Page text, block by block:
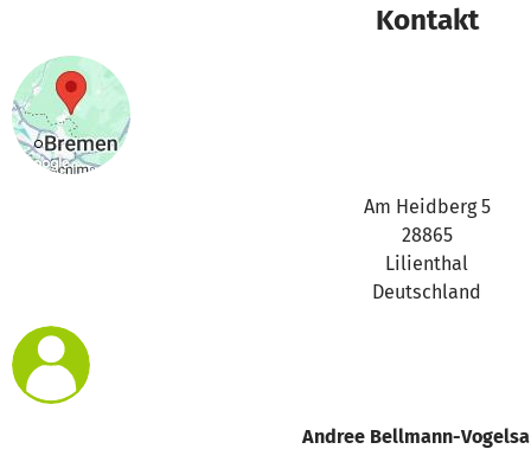
assets.betterplace.org/uploads/project/image/000/100/
https://betterplace-
assets.betterplace.org/uploads/project/image/000/100/
https://betterplace-
assets.betterplace.org/uploads/project/image/000/100/
Kontakt
Am Heidberg 5
28865
Lilienthal
Deutschland
Andree Bellmann-